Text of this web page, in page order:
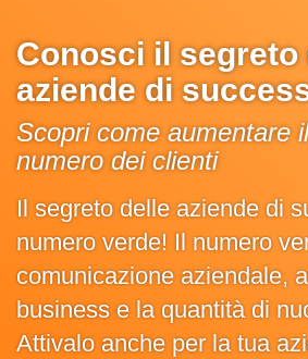
Conosci il segreto
aziende di
Scopri come aumentare
numero dei clienti
Il segreto delle aziende di
numero verde! Il numero
comunicazione aziendale,
business e la quantità di
Attivalo anche per la tua